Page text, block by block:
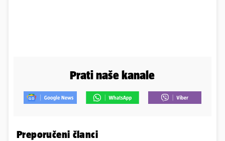
Prati naše kanale
Preporučeni članci